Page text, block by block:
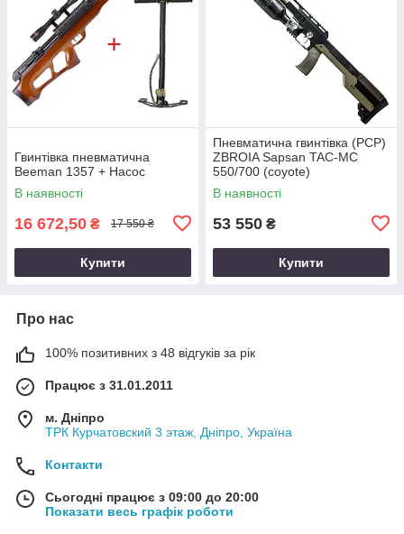
Гвинтівка пневматична
Beeman 1357 + Насос
В наявності
16 672,50 ₴ 17 550 ₴
Купити
Пневматична гвинтівка (PCP)
ZBROIA Sapsan TAC-MC
550/700 (coyote)
В наявності
53 550 ₴
Купити
Про нас
100% позитивних з 48 відгуків за рік
Працює з 31.01.2011
м. Дніпро
ТРК Курчатовский 3 этаж, Дніпро, Україна
Контакти
Сьогодні працює з 09:00 до 20:00
Показати весь графік роботи